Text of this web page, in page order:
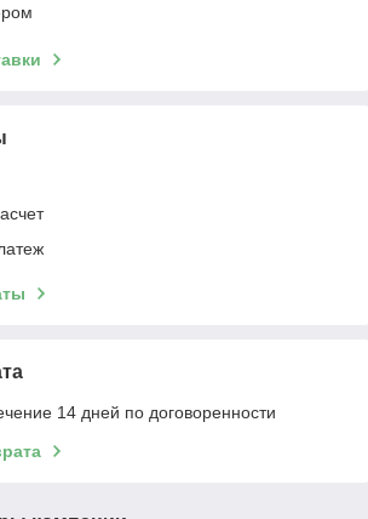
14 дней по договоренности